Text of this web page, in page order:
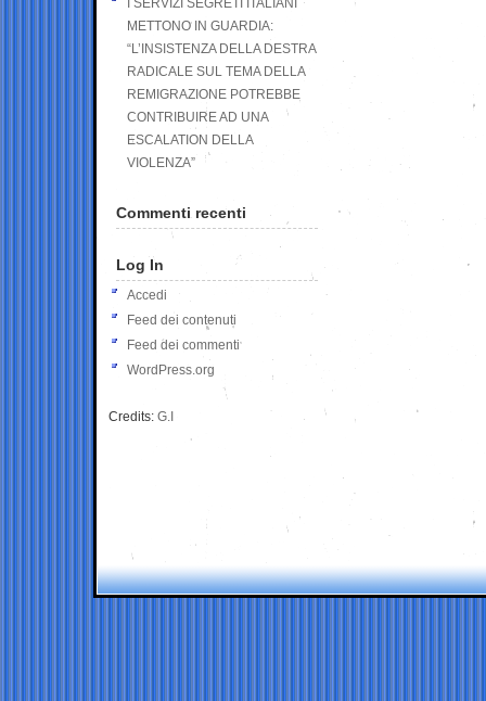
I SERVIZI SEGRETI ITALIANI
METTONO IN GUARDIA:
“L’INSISTENZA DELLA DESTRA
RADICALE SUL TEMA DELLA
REMIGRAZIONE POTREBBE
CONTRIBUIRE AD UNA
ESCALATION DELLA
VIOLENZA”
Commenti recenti
Log In
Accedi
Feed dei contenuti
Feed dei commenti
WordPress.org
Credits: G.I